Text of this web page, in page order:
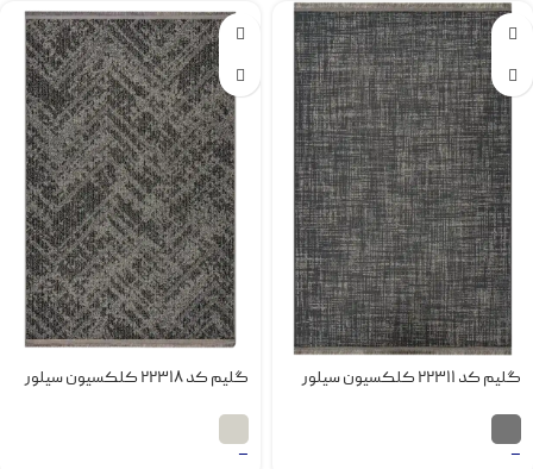
گلیم کد 22311 کلکسیون سیلور
–
گلیم کد 22318 کلکسیون سیلور
–